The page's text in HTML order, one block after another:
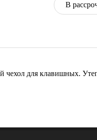
В
для клавишных.